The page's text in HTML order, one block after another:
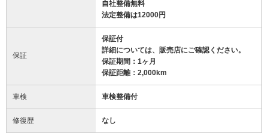
自社整備無料
法定整備は12000円
保証
保証付
詳細については、販売店にご確認ください。
保証期間：1ヶ月
保証距離：2,000km
車検 車検整備付
修復歴 なし